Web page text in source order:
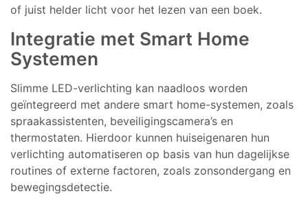
of juist helder licht voor het lezen van een boek.
Integratie met Smart Home
Systemen
Slimme LED-verlichting kan naadloos worden
geïntegreerd met andere smart home-systemen, zoals
spraakassistenten, beveiligingscamera’s en
thermostaten. Hierdoor kunnen huiseigenaren hun
verlichting automatiseren op basis van hun dagelijkse
routines of externe factoren, zoals zonsondergang en
bewegingsdetectie.